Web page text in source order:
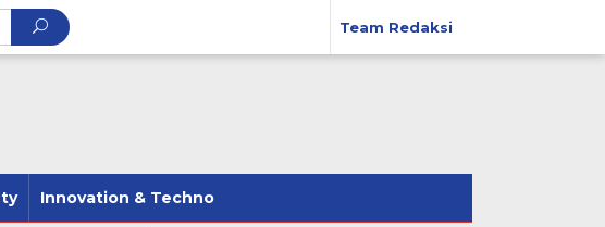
Team Redaksi
Innovation & Techno